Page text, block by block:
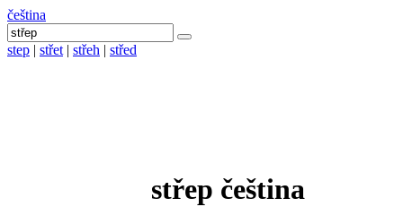
čeština
step | střet | střeh | střed
střep čeština